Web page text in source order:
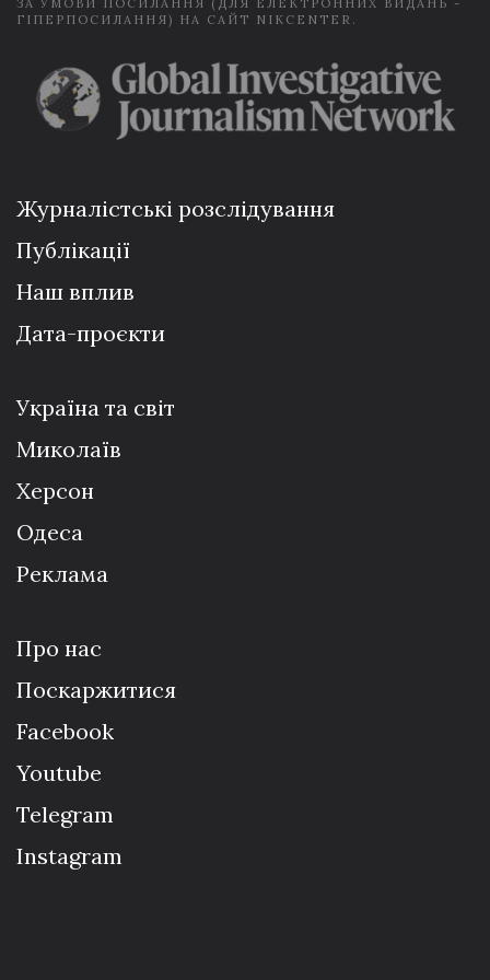
ЗА УМОВИ ПОСИЛАННЯ (ДЛЯ ЕЛЕКТРОННИХ ВИДАНЬ -
ГІПЕРПОСИЛАННЯ) НА САЙТ NIKCENTER.
Журналістські розслідування
Публікації
Наш вплив
Дата-проєкти
Україна та світ
Миколаїв
Херсон
Одеса
Реклама
Про нас
Поскаржитися
Facebook
Youtube
Telegram
Instagram